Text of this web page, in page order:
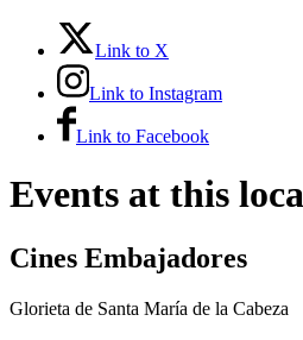
Link to X
Link to Instagram
Link to Facebook
Events at this
Cines Embajadores
Glorieta de Santa María de la Cabeza